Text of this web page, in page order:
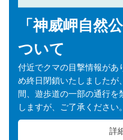
「神威岬自然
ついて
付近でクマの目撃情報があ
め終日閉鎖いたしましたが
間、遊歩道の一部の通行を
しますが、ご了承くださ
詳